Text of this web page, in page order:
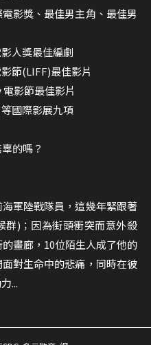
影獎、最佳男主角、最佳男
人獎最佳編劇
節(LIFF)最佳影片
影節最佳影片
國際影展九項
的嗎？
軍陸戰隊員，這幾年緊跟著
群)；因為街頭衝突而意外殺
畫廊，10位陌生人成了他的
對生命中的悲痛，同時在彼
...